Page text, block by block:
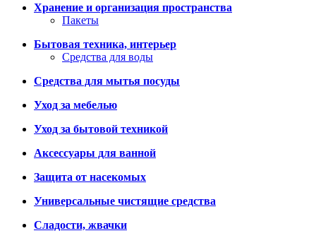
Хранение и организация пространства
Пакеты
Бытовая техника, интерьер
Средства для воды
Средства для мытья посуды
Уход за мебелью
Уход за бытовой техникой
Аксессуары для ванной
Защита от насекомых
Универсальные чистящие средства
Сладости, жвачки